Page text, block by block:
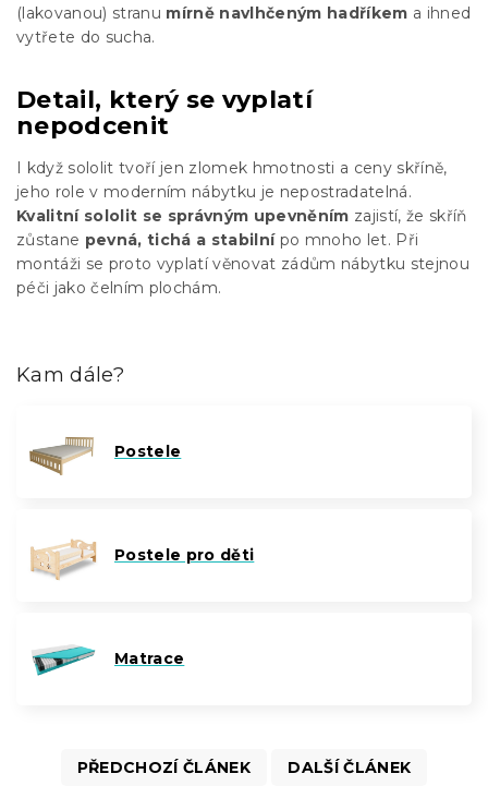
(lakovanou) stranu mírně navlhčeným hadříkem a ihned
vytřete do sucha.
Detail, který se vyplatí
nepodcenit
I když sololit tvoří jen zlomek hmotnosti a ceny skříně,
jeho role v moderním nábytku je nepostradatelná.
Kvalitní sololit se správným upevněním zajistí, že skříň
zůstane pevná, tichá a stabilnípo mnoho let. Při
montáži se proto vyplatí věnovat zádům nábytku stejnou
péči jako čelním plochám.
Kam dále?
Postele
Postele pro děti
Matrace
PŘEDCHOZÍ ČLÁNEK DALŠÍ ČLÁNEK